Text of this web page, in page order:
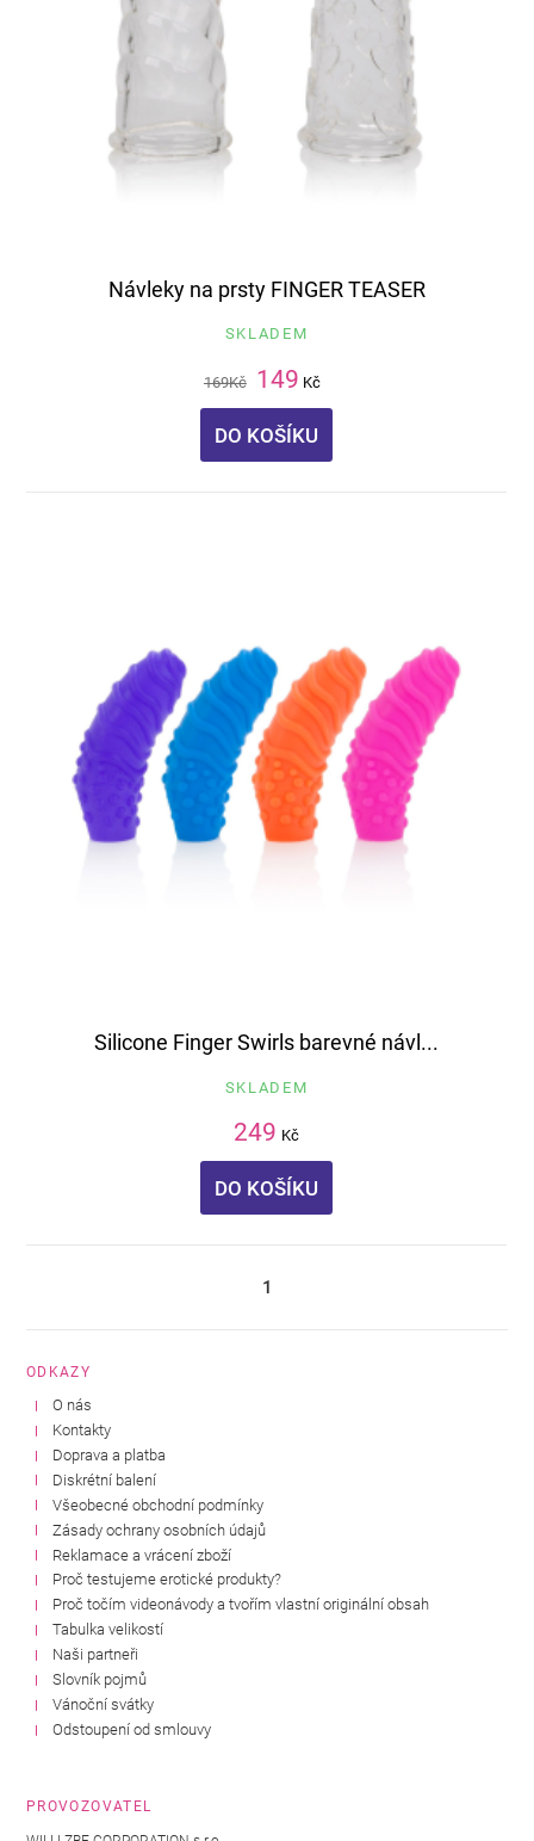
Návleky na prsty FINGER TEASER
SKLADEM
169Kč 149 Kč
DO KOŠÍKU
Silicone Finger Swirls barevné návl...
SKLADEM
249 Kč
DO KOŠÍKU
1
ODKAZY
O nás
Kontakty
Doprava a platba
Diskrétní balení
Všeobecné obchodní podmínky
Zásady ochrany osobních údajů
Reklamace a vrácení zboží
Proč testujeme erotické produkty?
Proč točím videonávody a tvořím vlastní originální obsah
Tabulka velikostí
Naši partneři
Slovník pojmů
Vánoční svátky
Odstoupení od smlouvy
PROVOZOVATEL